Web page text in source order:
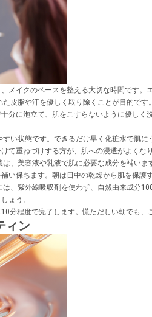
メイクのベースを整える大切な時間です。
皮脂や汗を優しく取り除くことが目的で
分に泡立て、肌をこすらないように優し
い状態です。できるだけ早く化粧水で肌
て重ねづけする方が、肌への浸透がよくな
、美容液や乳液で肌に必要な成分を補い
い保ちます。朝は日中の乾燥から肌を保護
は、紫外線吸収剤を使わず、自然由来成分
ょう。
分程度で完了します。慌ただしい朝でも
ィン